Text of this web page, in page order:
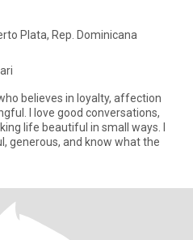
Plata, Rep. Dominicana
believes in loyalty, affection
I love good conversations,
life beautiful in small ways. I
generous, and know what the